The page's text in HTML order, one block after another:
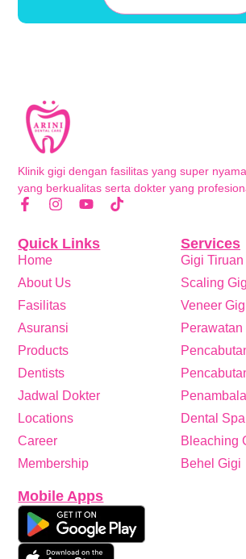
Klinik gigi dengan fasilitas yang super
yang berkualitas serta dokter yang
Services
Gigi Tiruan
Scaling
Veneer
Dental Spa
Bleaching
Behel Gigi
Quick Links
Home
About Us
Fasilitas
Asuransi
Products
Dentists
Jadwal Dokter
Locations
Career
Membership
Mobile Apps